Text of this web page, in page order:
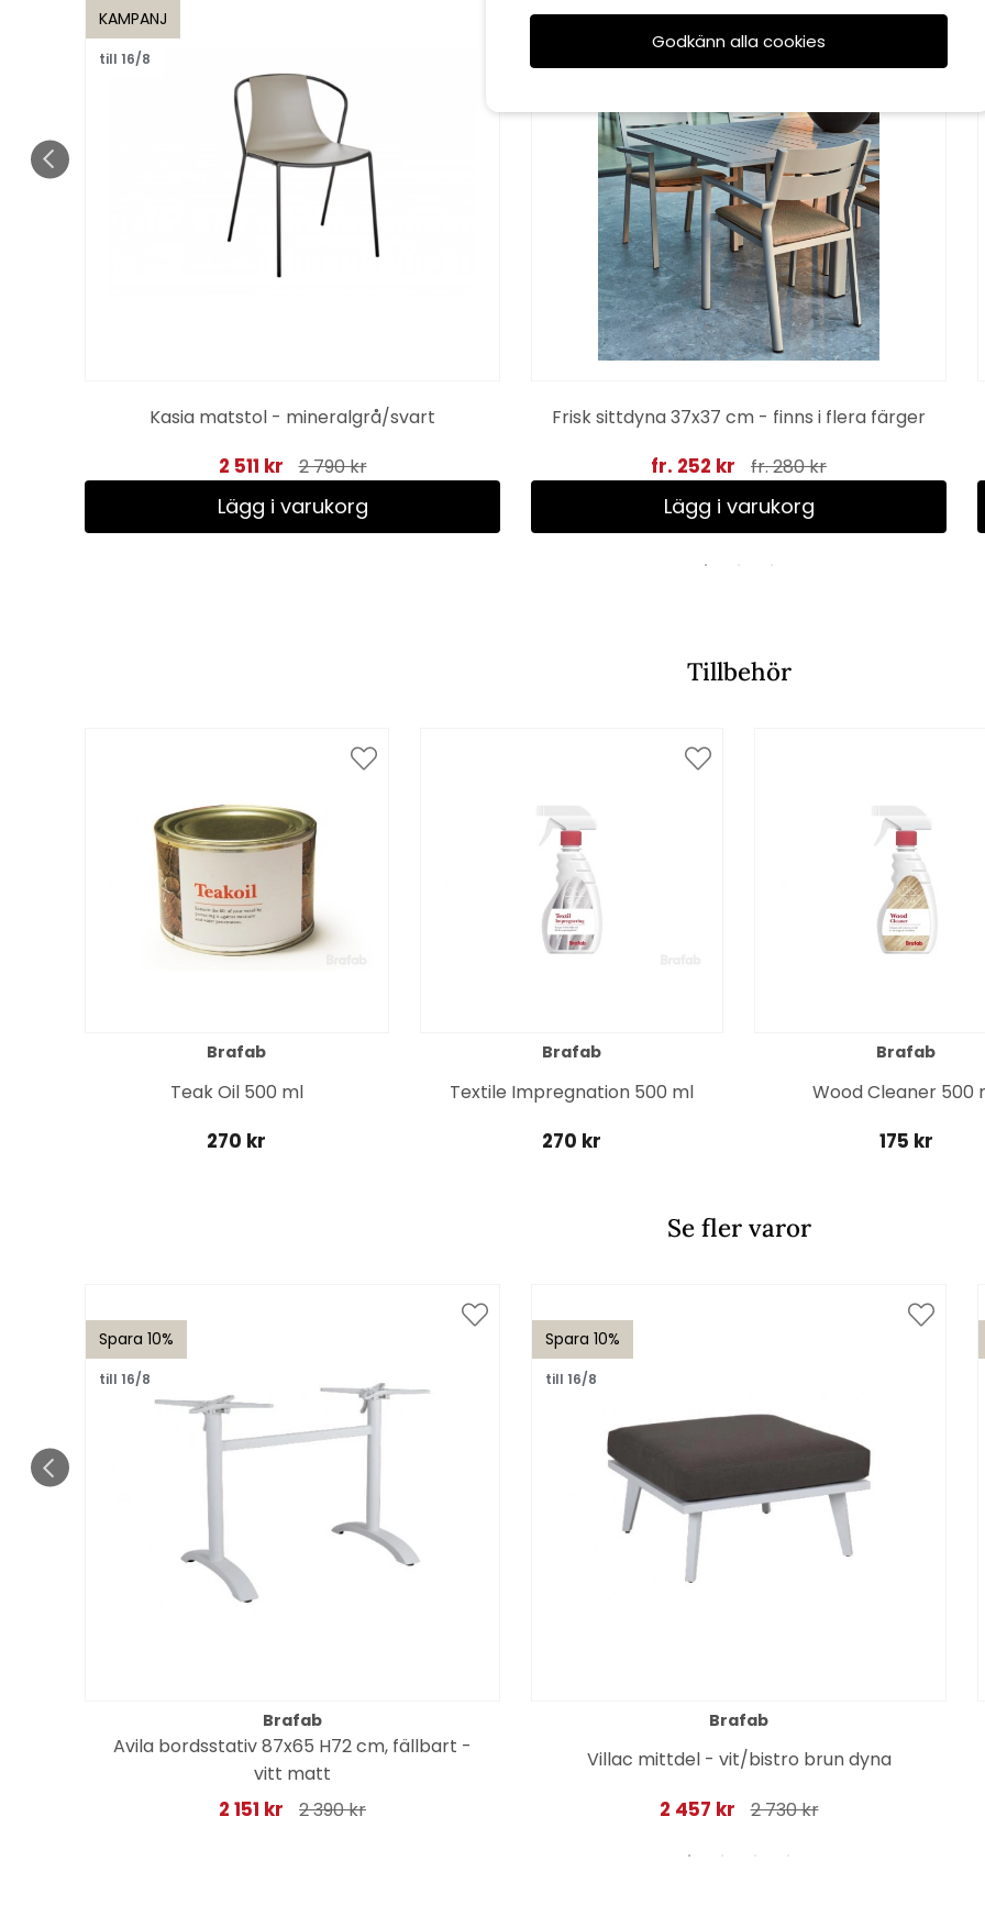
KAMPANJ
till 16/8
Kasia matstol - mineralgrå/svart
2 511 kr 2 790 kr
Lägg i varukorg
KAMPANJ
Frisk sittdyna 37x37 cm - finns i flera färger
fr. 252 kr fr. 280 kr
Lägg i varukorg
Tillbehör
Brafab
Teak Oil 500 ml
270 kr
Brafab
Textile Impregnation 500 ml
270 kr
Brafab
Wood Cleaner 500
175 kr
Se fler varor
Spara 10%
till 16/8
Brafab
Avila bordsstativ 87x65 H72 cm, fällbart -
vitt matt
2 151 kr 2 390 kr
Spara 10%
till 16/8
Brafab
Villac mittdel - vit/bistro brun dyna
2 457 kr 2 730 kr
Godkänn alla cookies